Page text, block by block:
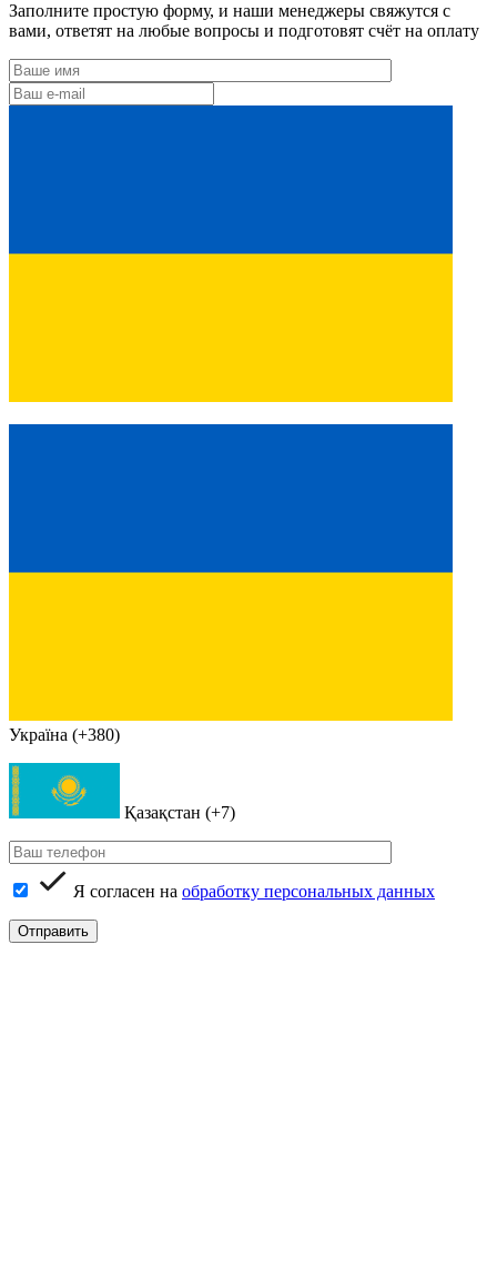
Заполните простую форму, и наши менеджеры свяжутся с
вами, ответят на любые вопросы и подготовят счёт на оплату
Україна (+380)
Қазақстан (+7)
Я согласен на обработку персональных данных